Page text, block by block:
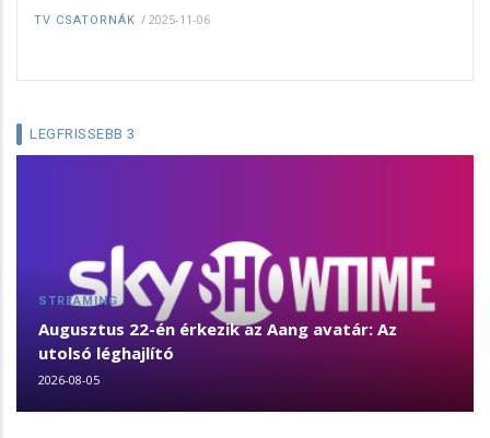
TV CSATORNÁK / 2025-11-06
LEGFRISSEBB 3
STREAMING
Augusztus 22-én érkezik az Aang avatár: Az
utolsó léghajlító
2026-08-05